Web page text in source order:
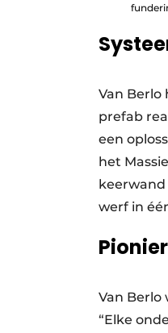
Van
prefab
een
het
werf in
Van Berlo
“Elke